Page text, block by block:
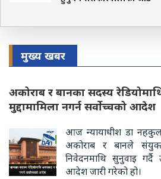
मुख्य खबर
अकोराब र बानका सदस्य
मुद्दामामिला नगर्न सर्वोच्चको आदेश
आज न्यायाधीश डा
अकोराब र बानले
निवेदनमाथि सुनुवाइ
आदेश जारी गरेको हो।